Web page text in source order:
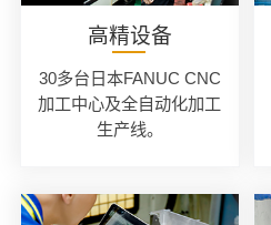
高精设备
30多台日本FANUC CNC
加工中心及全自动化加工
生产线。